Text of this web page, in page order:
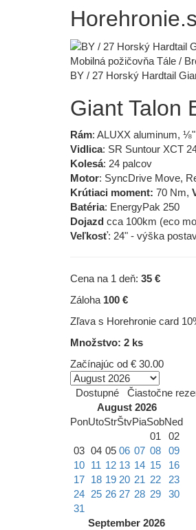
Mobilná požičovňa Tále /
BY / 27 Horský Hardtail
Giant Talon
Rám: ALUXX aluminum,
Vidlica: SR Suntour XCT
Kolesá: 24 palcov
Motor: SyncDrive Move,
Krútiaci moment: 70 Nm,
Batéria: EnergyPak 250
Dojazd cca 100km (eco
Veľkosť: 24" - výška
Cena na 1 deň: 35 €
Záloha 100 €
Zľava s Horehronie card
Množstvo: 2 ks
Začínajúc od € 30.00
Dostupné Čiastočne
August 2026
PonUtoStrŠtvPiaSobNed
01
02
03 04 05 06 07 08
09
10 11 12 13 14 15
16
17 18 19 20 21 22
23
24 25 26 27 28 29
30
31
September 2026